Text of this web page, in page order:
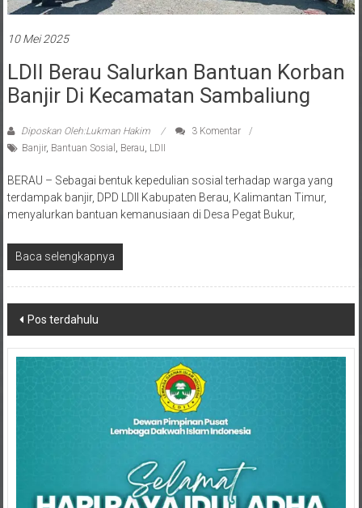
10 Mei 2025
LDII Berau Salurkan Bantuan Korban
Banjir Di Kecamatan Sambaliung
Diposkan Oleh:Lukman Hakim
3 Komentar
Banjir, Bantuan Sosial , Berau, LDII
BERAU – Sebagai bentuk kepedulian sosial terhadap warga yang
terdampak banjir, DPD LDII Kabupaten Berau, Kalimantan Timur,
menyalurkan bantuan kemanusiaan di Desa Pegat Bukur,
Baca selengkapnya
Navigasi
pos
Pos terdahulu